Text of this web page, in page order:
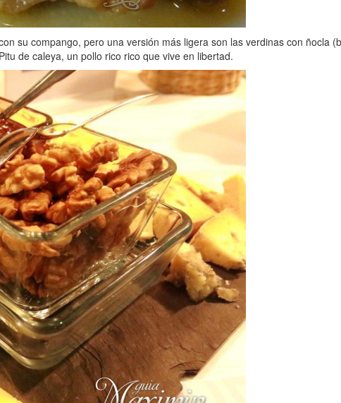
su compango, pero una versión más ligera son las verdinas con ñocla
de caleya, un pollo rico rico que vive en libertad.